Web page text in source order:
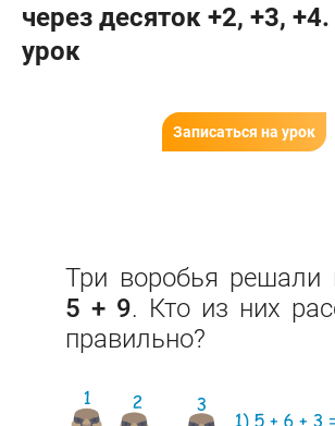
через десяток +2, +3,
урок
Записаться на урок
Три воробья решали
5 + 9. Кто из них
правильно?